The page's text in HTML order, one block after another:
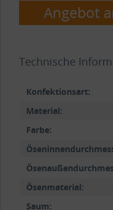
Technische
Konfektionsart:
Material:
Farbe:
Ösenmaterial:
Saum: